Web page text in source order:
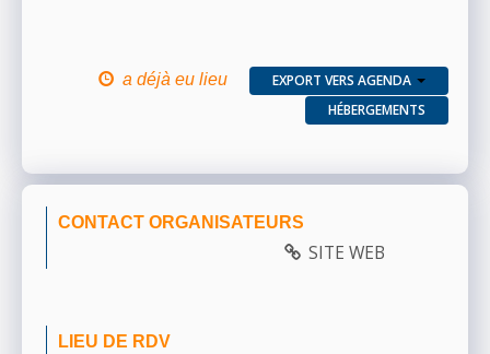
a déjà eu lieu
EXPORT VERS AGENDA
HÉBERGEMENTS
CONTACT ORGANISATEURS
SITE WEB
LIEU DE RDV